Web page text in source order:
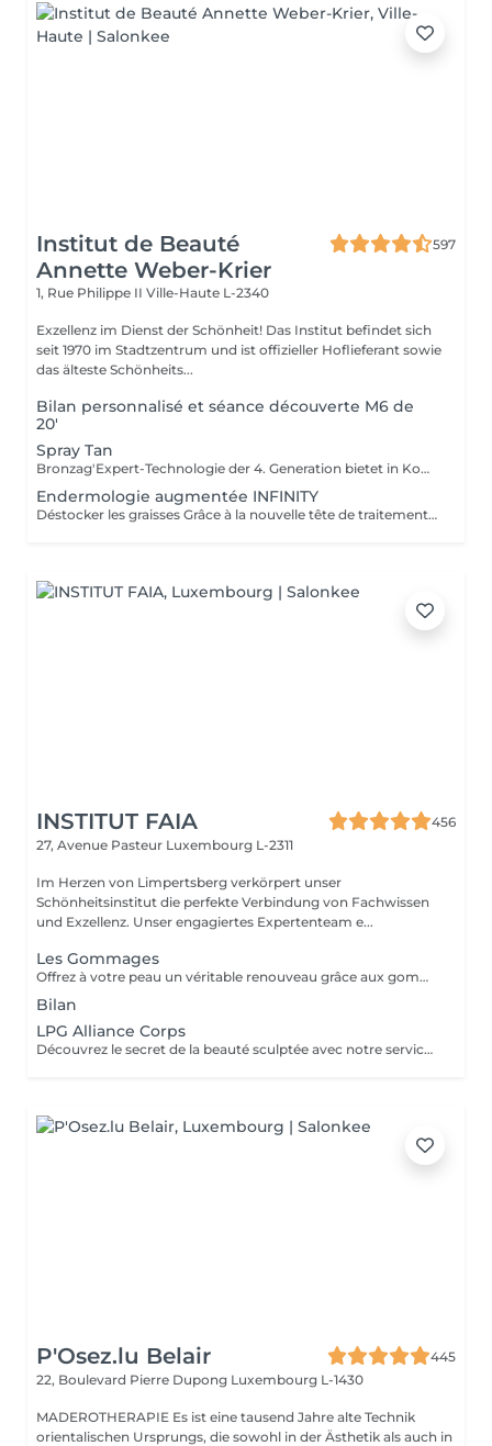
Institut de Beauté
Annette Weber-Krier
597
1, Rue Philippe II Ville-Haute L-2340
Exzellenz im Dienst der Schönheit! Das Institut befindet sich
seit 1970 im Stadtzentrum und ist offizieller Hoflieferant sowie
das älteste Schönheits...
Bilan personnalisé et séance découverte M6 de
20'
Spray Tan
Bronzag'Expert-Technologie der 4. Generation bietet in Kombination mit unserer Lotion eine maßgeschneiderte Bräune ohne UV-Strahlung. Dank der zu 99 % natürlichen Zusammensetzung mit einem Melaninaktivator und feuchtigkeitsspendenden Wirkstoffen erhalten Sie gebräunte, revitalisierte und aufgepolsterte Haut.
Endermologie augmentée INFINITY
Déstocker les graisses Grâce à la nouvelle tête de traitement brevetée Alliance, endermologie® permet de cibler et daffiner les zones rebelles à lexercice et à lhygiène alimentaire (bras, dos, ventre, taille, cuisses..) tout en sadaptant précisément aux besoins de chaque peau. Lisser la cellulite La cellulite, qui touche 90 % des femmes même les plus minces et les plus sportives, résulte à la fois dun stockage de graisses dans les adipocytes (cellules graisseuses) et dune rétention deau tout autour. Raffermir la peau Variations de poids, grossesses, temps qui passe la peau perd progressivement de sa tonicité et de sa souplesse. Même si ce relâchement cutané concerne tout le corps, certaines zones y sont plus sensibles : intérieur des cuisses, ventre, bras, etc Retrouver des jambes légères Jambes lourdes et douloureuses, chevilles ou pieds gonflés ces symptômes traduisent une mauvaise circulation sanguine et lymphatique. Les toxines saccumulent dans lorganisme, ce qui explique de telles variations de volume en une même journée ou à différents moments du cycle féminin. Bien-être Découvrez des parcours de soins au concept exclusif, pour une efficacité et une détente incomparables.
INSTITUT FAIA
456
27, Avenue Pasteur Luxembourg L-2311
Im Herzen von Limpertsberg verkörpert unser
Schönheitsinstitut die perfekte Verbindung von Fachwissen
und Exzellenz. Unser engagiertes Expertenteam e...
Les Gommages
Offrez à votre peau un véritable renouveau grâce aux gommages corps Gemology. Enrichis en extraits minéraux précieux et en ingrédients naturels, ils exfolient en douceur, éliminent les cellules mortes et révèlent l'éclat de la peau. Leur texture sensorielle et leurs parfums délicats transforment l'exfoliation en un rituel de bien-être luxueux. Résultat : une peau lisse, douce, parfaitement préparée à recevoir les soins suivants.
Bilan
LPG Alliance Corps
Découvrez le secret de la beauté sculptée avec notre service LPG Endermologie. Cette technologie de pointe est votre alliée pour une silhouette redessinée et une peau radieuse. Les soins Endermologie stimulent naturellement la production de collagène et d'élastine, réduisent l'aspect de la cellulite et raffermissent votre peau. Les résultats sont visibles dès les premières séances, vous laissant avec une confiance et une élégance accrues. Révélez votre beauté intérieure avec une silhouette plus harmonieuse. Optez pour le bien-être et la beauté, choisissez LPG Endermologie dès aujourd'hui.
P'Osez.lu Belair
445
22, Boulevard Pierre Dupong Luxembourg L-1430
MADEROTHERAPIE Es ist eine tausend Jahre alte Technik
orientalischen Ursprungs, die sowohl in der Ästhetik als auch in